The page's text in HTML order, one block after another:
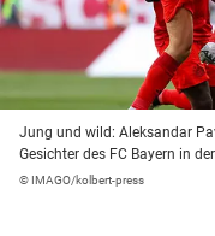
Jung und wild: Aleksandar
Gesichter des FC Bayern in
© IMAGO/kolbert-press